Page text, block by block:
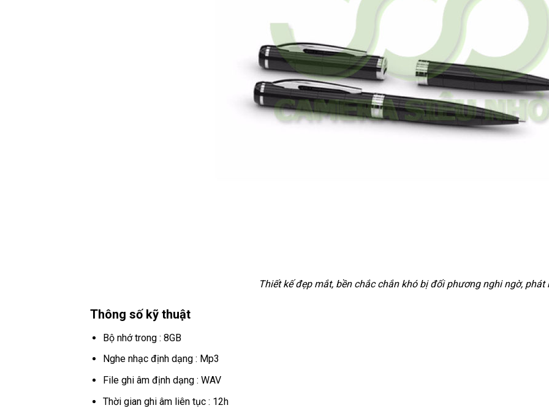
Thiết kế đẹp mắt, bền chắc chắn khó bị đối phương nghi ngờ, phát
Thông số kỹ thuật
Bộ nhớ trong : 8GB
Nghe nhạc định dạng : Mp3
File ghi âm định dạng : WAV
Thời gian ghi âm liên tục : 12h